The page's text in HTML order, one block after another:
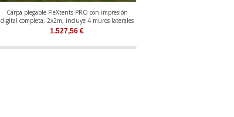
Carpa plegable FleXtents PRO con impresión
digital completa, 2x2m, incluye 4 muros laterales
1.527,56 €